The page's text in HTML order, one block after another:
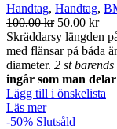
Handtag, Handtag,
100.00kr Det
priset
var:
100.00 kr.
50.00 krDet
är:
Skräddarsy längden
med flänsar på båda
diameter. 2 st
ingår som man
Lägg till i önskelista
Läs mer
-50% Slutsåld